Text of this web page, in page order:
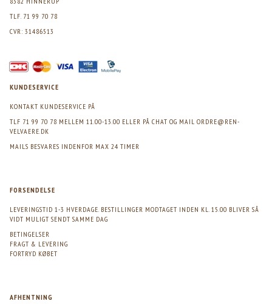
TLF. 71 99 70 78
CVR: 31486513
KUNDESERVICE
KONTAKT KUNDESERVICE PÅ
TLF 71 99 70 78 MELLEM 11.00-13.00 ELLER PÅ CHAT OG MAIL ORDRE@REN-
VELVAERE.DK
MAILS BESVARES INDENFOR MAX 24 TIMER
FORSENDELSE
LEVERINGSTID 1-3 HVERDAGE. BESTILLINGER MODTAGET INDEN KL. 15.00 BLIVER SÅ
VIDT MULIGT SENDT SAMME DAG
BETINGELSER
FRAGT & LEVERING
FORTRYD KØBET
AFHENTNING